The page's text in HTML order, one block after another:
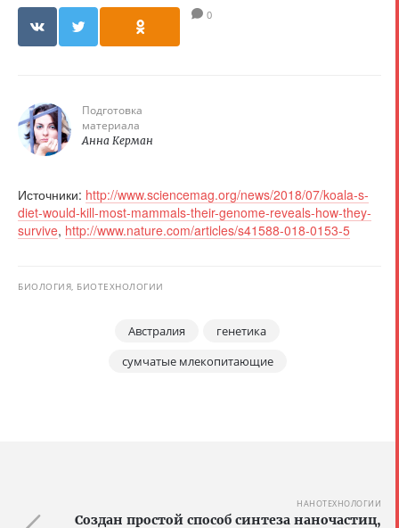
0
Подготовка
материала
Анна Керман
Источники: http://www.sciencemag.org/news/2018/07/koala-s-
diet-would-kill-most-mammals-their-genome-reveals-how-they-
survive, http://www.nature.com/articles/s41588-018-0153-5
БИОЛОГИЯ, БИОТЕХНОЛОГИИ
Австралия
генетика
сумчатые млекопитающие
НАНОТЕХНОЛОГИИ
Создан простой способ синтеза наночастиц,